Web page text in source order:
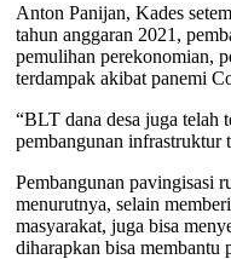
Anton Panijan, Kades
tahun anggaran 2021,
pemulihan perekonomian,
terdampak akibat panemi
“BLT dana desa juga telah
pembangunan infrastruktur
Pembangunan pavingisasi
menurutnya, selain
masyarakat, juga bisa
diharapkan bisa membantu